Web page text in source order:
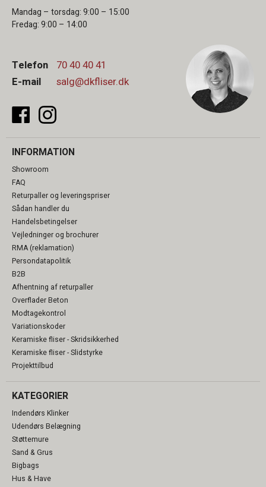
Mandag – torsdag: 9:00 – 15:00
Fredag: 9:00 – 14:00
Telefon 70 40 40 41
E-mail
salg@dkfliser.dk
INFORMATION
Showroom
FAQ
Returpaller og leveringspriser
Sådan handler du
Handelsbetingelser
Vejledninger og brochurer
RMA (reklamation)
Persondatapolitik
B2B
Afhentning af returpaller
Overflader Beton
Modtagekontrol
Variationskoder
Keramiske fliser - Skridsikkerhed
Keramiske fliser - Slidstyrke
Projekttilbud
KATEGORIER
Indendørs Klinker
Udendørs Belægning
Støttemure
Sand & Grus
Bigbags
Hus & Have